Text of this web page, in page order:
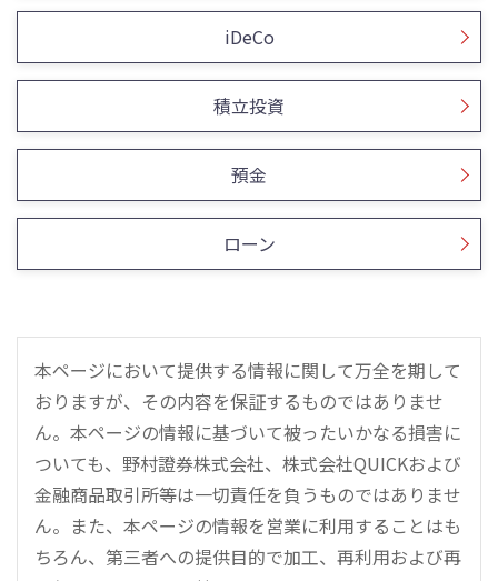
iDeCo
積立投資
預金
ローン
本ページにおいて提供する情報に関して万全を期して
おりますが、その内容を保証するものではありませ
ん。本ページの情報に基づいて被ったいかなる損害に
ついても、野村證券株式会社、株式会社QUICKおよび
金融商品取引所等は一切責任を負うものではありませ
ん。また、本ページの情報を営業に利用することはも
ちろん、第三者への提供目的で加工、再利用および再